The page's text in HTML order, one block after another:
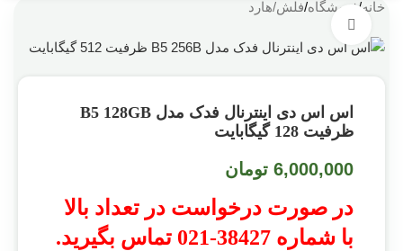
خانه/فروشگاه/فلش/هارد
اس اس دی اینترنال فدک مدل B5 128GB
ظرفیت 128 گیگابایت
6,000,000 تومان
در صورت درخواست در تعداد بالا
با شماره 38427-021 تماس بگیرید.